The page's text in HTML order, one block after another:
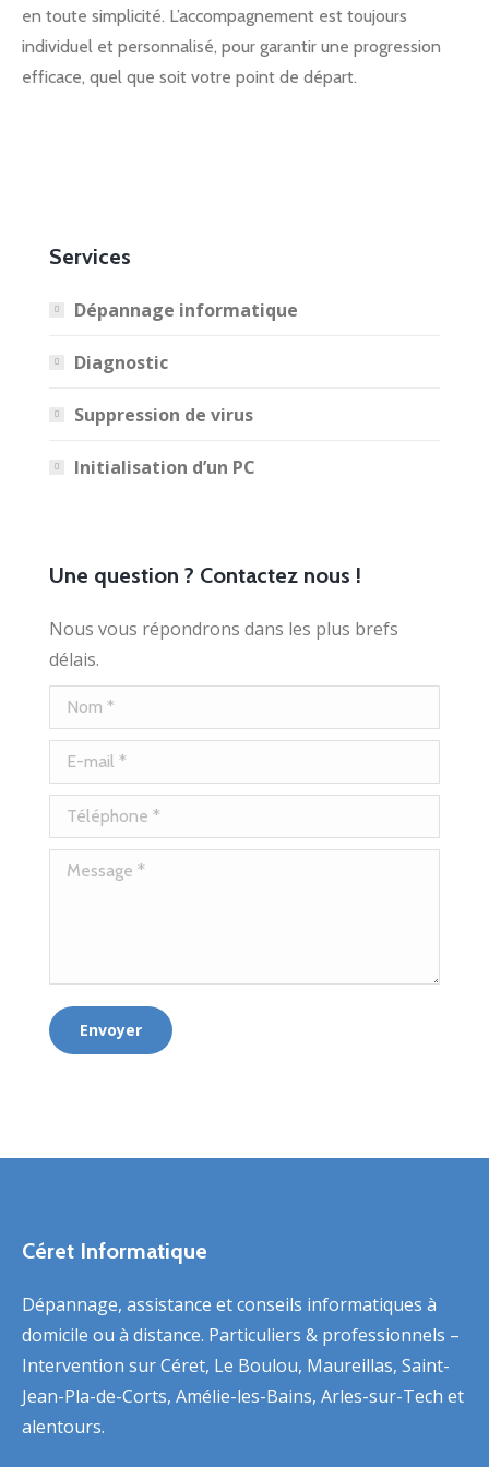
en toute simplicité. L’accompagnement est toujours
individuel et personnalisé, pour garantir une progression
efficace, quel que soit votre point de départ.
Services
Dépannage informatique
Diagnostic
Suppression de virus
Initialisation d’un PC
Une question ? Contactez nous !
Nous vous répondrons dans les plus brefs
délais.
Nom *
E-mail *
Téléphone *
Message *
Envoyer
Céret Informatique
Dépannage, assistance et conseils informatiques à
domicile ou à distance. Particuliers & professionnels –
Intervention sur Céret, Le Boulou, Maureillas, Saint-
Jean-Pla-de-Corts, Amélie-les-Bains, Arles-sur-Tech et
alentours.